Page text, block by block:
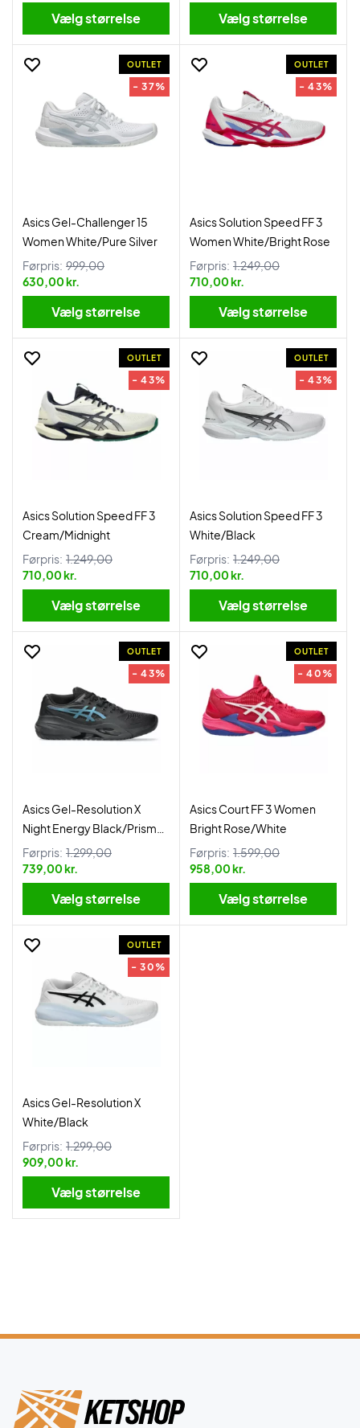
Vælg størrelse Vælg størrelse
OUTLET
- 37%
Asics Gel-Challenger 15
Women White/Pure Silver
Førpris: 999,00
630,00 kr.
Vælg størrelse
OUTLET
- 43%
Asics Solution Speed FF 3
Women White/Bright Rose
Førpris: 1.249,00
710,00 kr.
Vælg størrelse
OUTLET
- 43%
Asics Solution Speed FF 3
Cream/Midnight
Førpris: 1.249,00
710,00 kr.
Vælg størrelse
OUTLET
- 43%
Asics Solution Speed FF 3
White/Black
Førpris: 1.249,00
710,00 kr.
Vælg størrelse
OUTLET
- 43%
Asics Gel-Resolution X
Night Energy Black/Prism
Blue
Førpris: 1.299,00
739,00 kr.
Vælg størrelse
OUTLET
- 40%
Asics Court FF 3 Women
Bright Rose/White
Førpris: 1.599,00
958,00 kr.
Vælg størrelse
OUTLET
- 30%
Asics Gel-Resolution X
White/Black
Førpris: 1.299,00
909,00 kr.
Vælg størrelse